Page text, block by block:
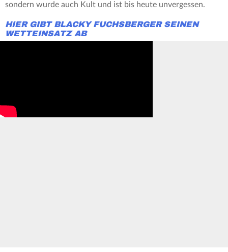
sondern wurde auch Kult und ist bis heute unvergessen.
HIER GIBT BLACKY FUCHSBERGER SEINEN
WETTEINSATZ AB